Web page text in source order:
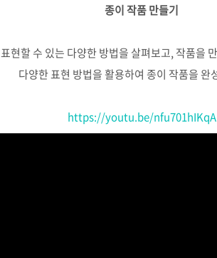
종이작품만들기
표현할수 있는 다양한방법을 살펴보고, 작품을
다양한표현 방법을 활용하여 종이 작품을완
https://youtu.be/nfu701hIKqA